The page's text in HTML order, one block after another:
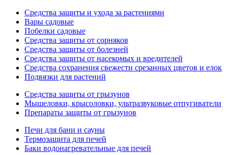
Средства защиты и ухода за растениями
Вары садовые
Побелки садовые
Средства защиты от сорняков
Средства защиты от болезней
Средства защиты от насекомых и вредителей
Средства сохранения свежести срезанных цветов и елок
Подвязки для растений
Средства защиты от грызунов
Мышеловки, крысоловки, ультразвуковые отпугиватели
Препараты защиты от грызунов
Печи для бани и сауны
Термозащита для печей
Баки водонагревательные для печей